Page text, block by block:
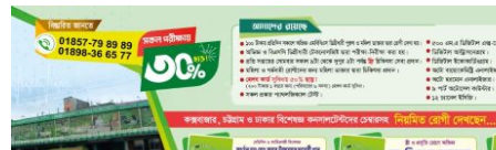
ফেসবুক-এ মন্তব্য করুন
মন্তব্যসমূহ বন্ধ করা হয়.